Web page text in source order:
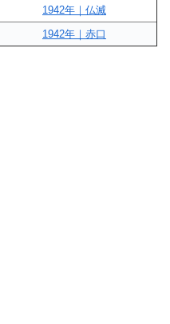
1942年｜仏滅
1942年｜赤口